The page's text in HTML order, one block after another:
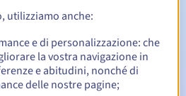
per notificare la
dominio
utilizziamo anche:
e di personalizzazione: che
la vostra navigazione in
e abitudini, nonché di
delle nostre pagine;